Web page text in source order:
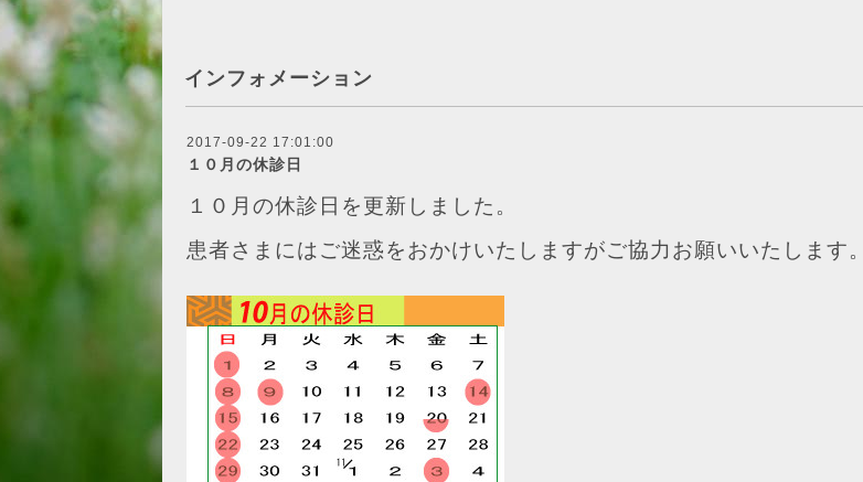
インフォメーション
2017-09-22 17:01:00
１０月の休診日
１０月の休診日を更新しました。
患者さまにはご迷惑をおかけいたしますがご協力お願いいたします。